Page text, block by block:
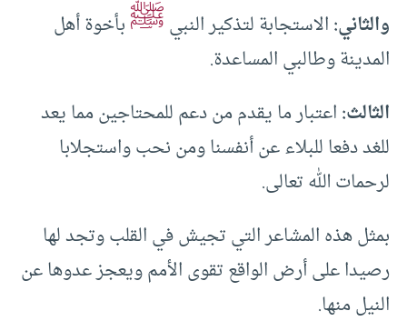
والثاني:الاستجابة لتذكير النبيﷺبأخوة أهل
المدينة وطالبي المساعدة.
الثالث:اعتبار ما يقدم من دعم للمحتاجين مما يعد
للغد دفعا للبلاء عن أنفسنا ومن نحب واستجلابا
لرحمات الله تعالى.
بمثل هذه المشاعر التي تجيش في القلب وتجد لها
رصيدا على أرض الواقع تقوى الأمم ويعجز عدوها عن
النيل منها.